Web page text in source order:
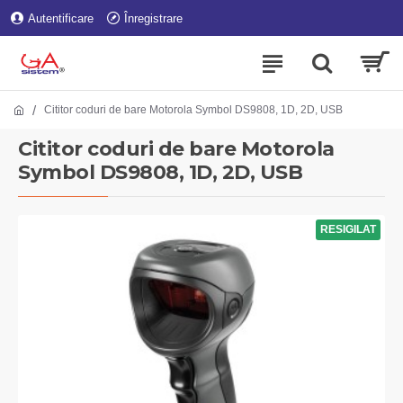
Autentificare Înregistrare
Cititor coduri de bare Motorola Symbol DS9808, 1D, 2D, USB
Cititor coduri de bare Motorola
Symbol DS9808, 1D, 2D, USB
RESIGILAT